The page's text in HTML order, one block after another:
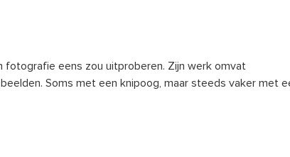
eens zou uitproberen. Zijn werk omvat
Soms met een knipoog, maar steeds vaker met